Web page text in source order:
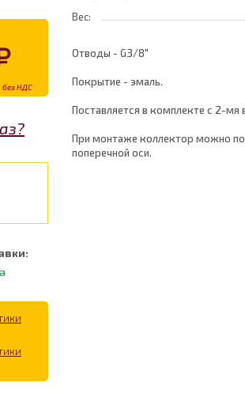
без НДС
Вес:
Отводы - G3/8"
Покрытие - эмаль.
Поставляется в комплекте с 2-мя
При монтаже коллектор можно
поперечной оси.